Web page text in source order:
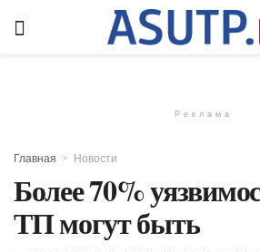
Реклама
Главная Новости
Более 70%
ТП могут быть